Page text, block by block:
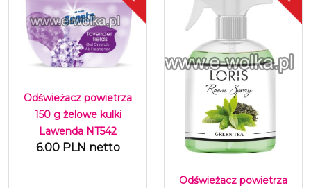
Odświeżacz powietrza
150 g żelowe kulki
Lawenda NT542
6.00 PLN netto
Odświeżacz powietrza